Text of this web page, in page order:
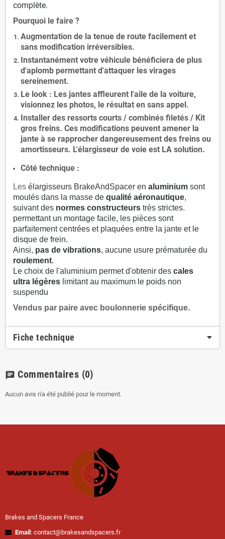
complète.
Pourquoi le faire ?
Augmentation de la tenue de route facilement et
sans modification irréversibles.
Instantanément votre véhicule bénéficiera de plus
d'aplomb permettant d'attaquer les virages
sereinement.
Le look : Les jantes affleurent l'aile de la voiture,
visionnez les photos, le résultat en sans appel.
Installer des ressorts courts / combinés filetés / Kit
gros freins. Ces modifications peuvent amener la
jante à se rapprocher dangereusement des freins ou
amortisseurs. L'élargisseur de voie est LA solution.
Côté technique :
Les élargisseurs BrakeAndSpacer en aluminium sont
moulés dans la masse de qualité aéronautique,
suivant des normes constructeurs très strictes.
permettant un montage facile, les pièces sont
parfaitement centrées et plaquées entre la jante et le
disque de frein.
Ainsi, pas de vibrations, aucune usure prématurée du
roulement.
Le choix de l'aluminium permet d'obtenir des cales
ultra légères limitant au maximum le poids non
suspendu
Vendus par paire avec boulonnerie spécifique.
Fiche technique
chat Commentaires (0)
Aucun avis n'a été publié pour le moment.
Brakes and Spacers France
Email : contact@brakesandspacers.fr